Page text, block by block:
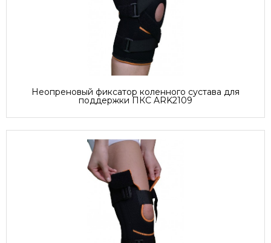
Неопреновый фиксатор коленного сустава для
поддержки ПКС ARK2109